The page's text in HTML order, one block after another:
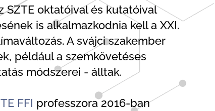
SZTE oktatóival és kutatóival
is alkalmazkodnia kell a XXI.
A svájci szakember
például a szemkövetéses
módszerei - álltak.
FFI professzora 2016-ban